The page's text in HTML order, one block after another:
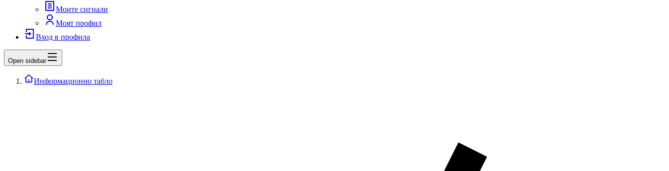
Моите сигнали
Моят профил
Вход в профила
Open sidebar
Информационно табло